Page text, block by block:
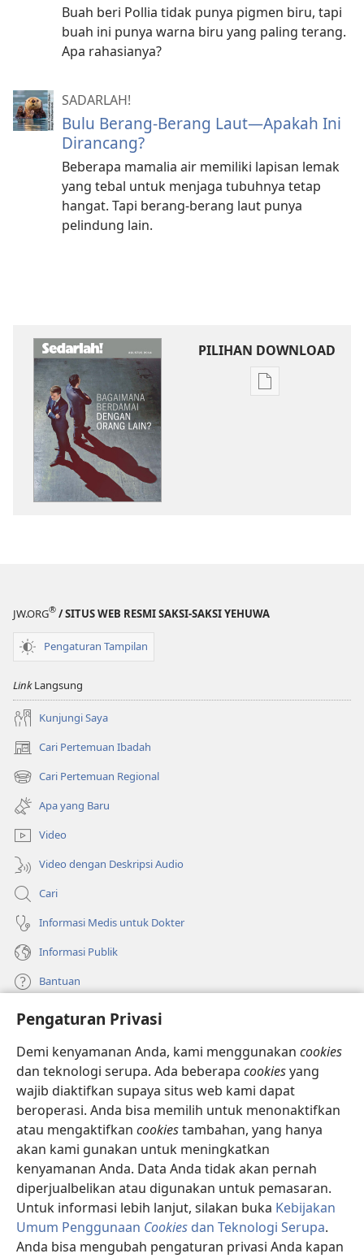
Pengaturan Privasi
Demi kenyamanan Anda, kami menggunakan cookies
dan teknologi serupa. Ada beberapa cookiesyang
wajib diaktifkan supaya situs web kami dapat
beroperasi. Anda bisa memilih untuk menonaktifkan
atau mengaktifkan cookiestambahan, yang hanya
akan kami gunakan untuk meningkatkan
kenyamanan Anda. Data Anda tidak akan pernah
diperjualbelikan atau digunakan untuk pemasaran.
Untuk informasi lebih lanjut, silakan buka Kebijakan
Umum Penggunaan Cookies dan Teknologi Serupa.
Anda bisa mengubah pengaturan privasi Anda kapan
Buah beri Pollia tidak punya pigmen biru, tapi
buah ini punya warna biru yang paling terang.
Apa rahasianya?
SADARLAH!
Bulu Berang-Berang Laut—Apakah Ini
Dirancang?
Beberapa mamalia air memiliki lapisan lemak
yang tebal untuk menjaga tubuhnya tetap
hangat. Tapi berang-berang laut punya
pelindung lain.
PILIHAN DOWNLOAD
Pilihan
JW.ORG® / SITUS WEB RESMI SAKSI-SAKSI YEHUWA
Pengaturan Tampilan
LinkLangsung
Kunjungi Saya
Cari Pertemuan Ibadah
(terbuka
di
window
baru)
Cari Pertemuan Regional
(terbuka
di
window
baru)
Apa yang Baru
Video
Video dengan Deskripsi Audio
Cari
Informasi Medis untuk Dokter
Informasi Publik
Bantuan
Sumbangan
(terbuka
di
window
baru)
PERPUSTAKAAN ONLINE Menara Pengawal
(terbuka
di
window
(terbuka
di
window
baru)
JW Library ®
Watchtower Library